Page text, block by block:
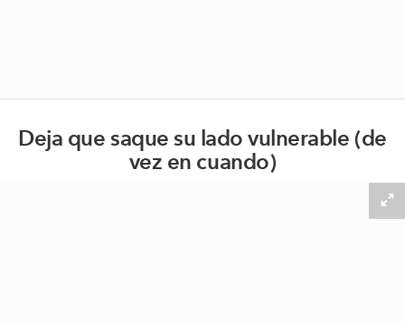
Deja que saque su lado vulnerable (de
vez en cuando)